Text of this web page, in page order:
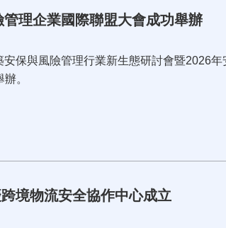
理企業國際聯盟大會成功舉辦
安保與風險管理行業新生態研討會暨2026
。
境物流安全協作中心成立